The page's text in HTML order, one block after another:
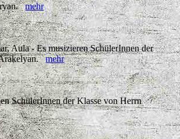
mehr
Aula - Es musizieren SchülerInnen der
Arakelyan.mehr
SchülerInnen der Klasse von Herrn